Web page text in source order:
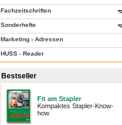
Fachzeitschriften
Sonderhefte
Marketing - Adressen
HUSS - Reader
Bestseller
Fit am Stapler
Kompaktes Stapler-Know-
how